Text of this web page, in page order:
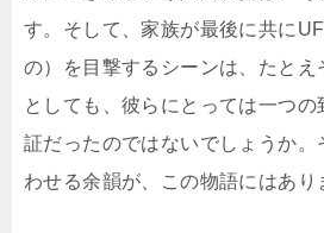
す。そして、家族が最後に共に
の）を目撃するシーンは、たとえ
としても、彼らにとっては一つ
証だったのではないでしょうか。
わせる余韻が、この物語にはあり